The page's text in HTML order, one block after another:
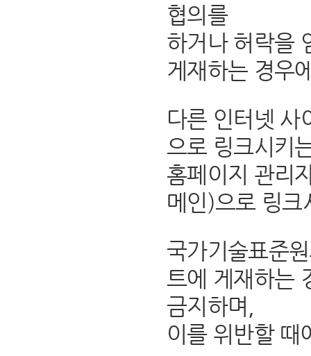
협의를
하거나 허락을
게재하는 경우
다른 인터넷 사
으로 링크시키
홈페이지 관리
메인)으로 링크
국가기술표준
트에 게재하는
금지하며,
이를 위반할 때